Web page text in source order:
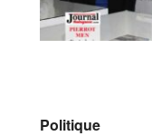
Politique